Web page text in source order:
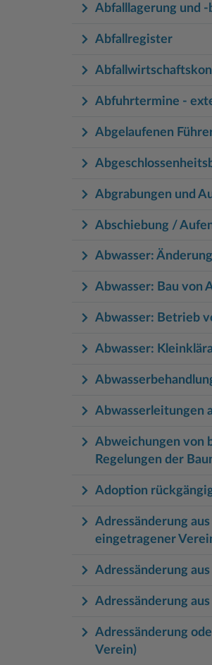
Abfalllagerung und -
Abfallregister
Abfuhrtermine -
Abgelaufenen
Abgrabungen und
Abschiebung /
Abwasser:
Abwasser: Bau von
Abwasser: Betrieb
Abwasser:
Abwasserleitungen
Abweichungen von
Regelungen der
Adoption
Adressänderung
eingetragener
Adressänderung
Adressänderung
Adressänderung
Verein)